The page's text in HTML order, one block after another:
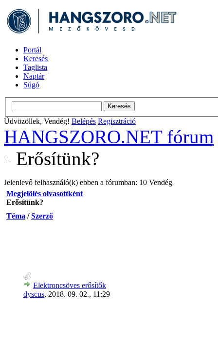
Portál
Keresés
Taglista
Naptár
Súgó
Üdvözöllek, Vendég! Belépés Regisztráció
HANGSZORO.NET fórum
Erősítünk?
Jelenlevő felhasználó(k) ebben a fórumban: 10 Vendég
Megjelölés olvasottként
Erősítünk?
Téma /Szerző
Elektroncsöves erősítők
dyscus, 2018. 09. 02., 11:29